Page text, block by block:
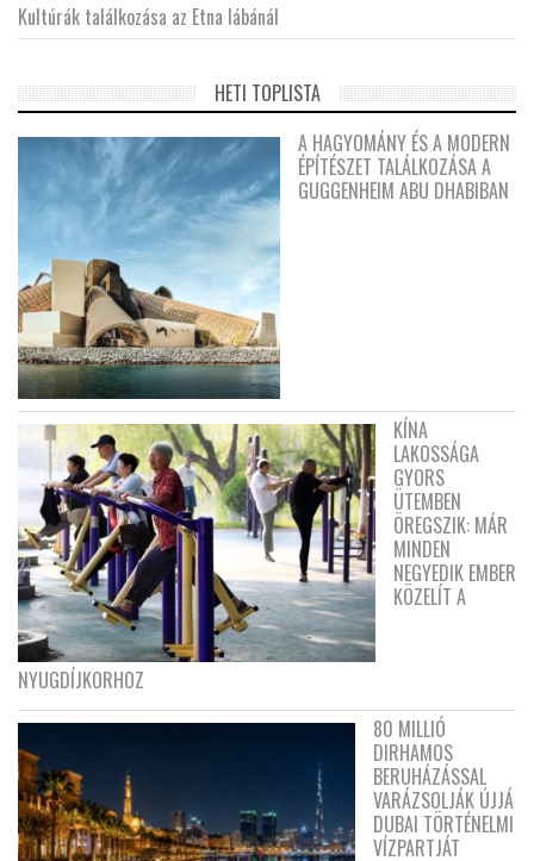
Kultúrák találkozása az Etna lábánál
HETI TOPLISTA
A HAGYOMÁNY ÉS A MODERN
ÉPÍTÉSZET TALÁLKOZÁSA A
GUGGENHEIM ABU DHABIBAN
KÍNA
LAKOSSÁGA
GYORS
ÜTEMBEN
ÖREGSZIK: MÁR
MINDEN
NEGYEDIK EMBER
KÖZELÍT A
NYUGDÍJKORHOZ
80 MILLIÓ
DIRHAMOS
BERUHÁZÁSSAL
VARÁZSOLJÁK ÚJJÁ
DUBAI TÖRTÉNELMI
VÍZPARTJÁT